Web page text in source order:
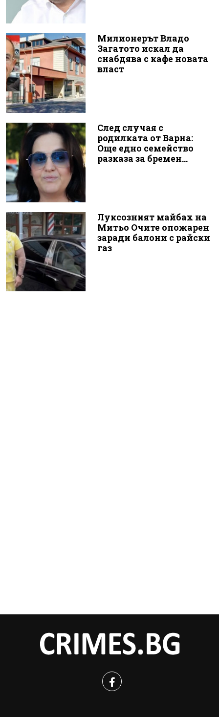
Милионерът Владо
Загатото искал да
снабдява с кафе новата
власт
След случая с
родилката от Варна:
Още едно семейство
разказа за бремен...
Луксозният майбах на
Митьо Очите опожарен
заради балони с райски
газ